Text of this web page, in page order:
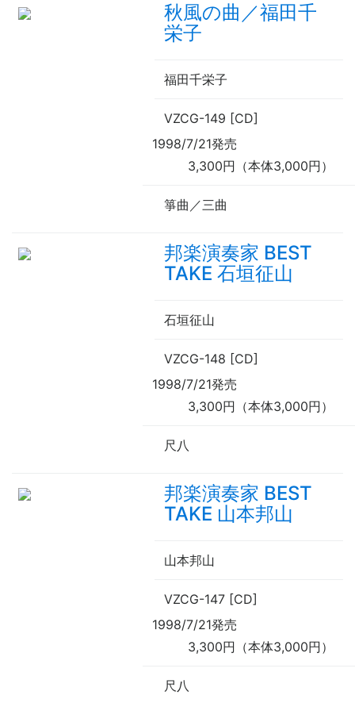
秋風の曲／福田千
栄子
福田千栄子
VZCG-149 [CD]
1998/7/21発売
3,300円（本体3,000円）
箏曲／三曲
邦楽演奏家 BEST
TAKE 石垣征山
石垣征山
VZCG-148 [CD]
1998/7/21発売
3,300円（本体3,000円）
尺八
邦楽演奏家 BEST
TAKE 山本邦山
山本邦山
VZCG-147 [CD]
1998/7/21発売
3,300円（本体3,000円）
尺八